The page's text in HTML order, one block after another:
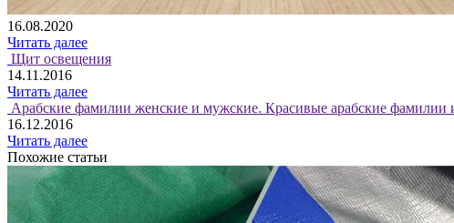
16.08.2020
Читать далее
Щит освещения
14.11.2016
Читать далее
Арабские фамилии женские и мужские. Красивые арабские фамилии
16.12.2016
Читать далее
Похожие статьи